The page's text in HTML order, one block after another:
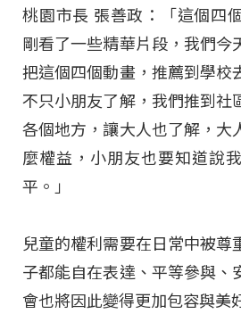
桃園市長 張善政：「這個四
剛看了一些精華片段，我們今
把這個四個動畫，推薦到學校
不只小朋友了解，我們推到社
各個地方，讓大人也了解，大
麼權益，小朋友也要知道說
平。」
兒童的權利需要在日常中被尊
子都能自在表達、平等參與、
會也將因此變得更加包容與美